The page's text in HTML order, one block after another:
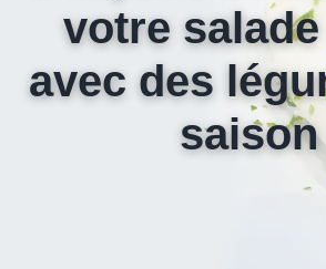
votre salade
avec des
saison